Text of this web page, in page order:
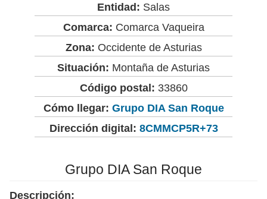
Entidad: Salas
Comarca: Comarca Vaqueira
Zona: Occidente de Asturias
Situación: Montaña de Asturias
Código postal: 33860
Cómo llegar: Grupo DIA San Roque
Dirección digital: 8CMMCP5R+73
Grupo DIA San Roque
Descripción: